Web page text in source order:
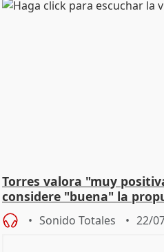
Torres valora "muy
considere "buena" la
Sonido Totales 22/